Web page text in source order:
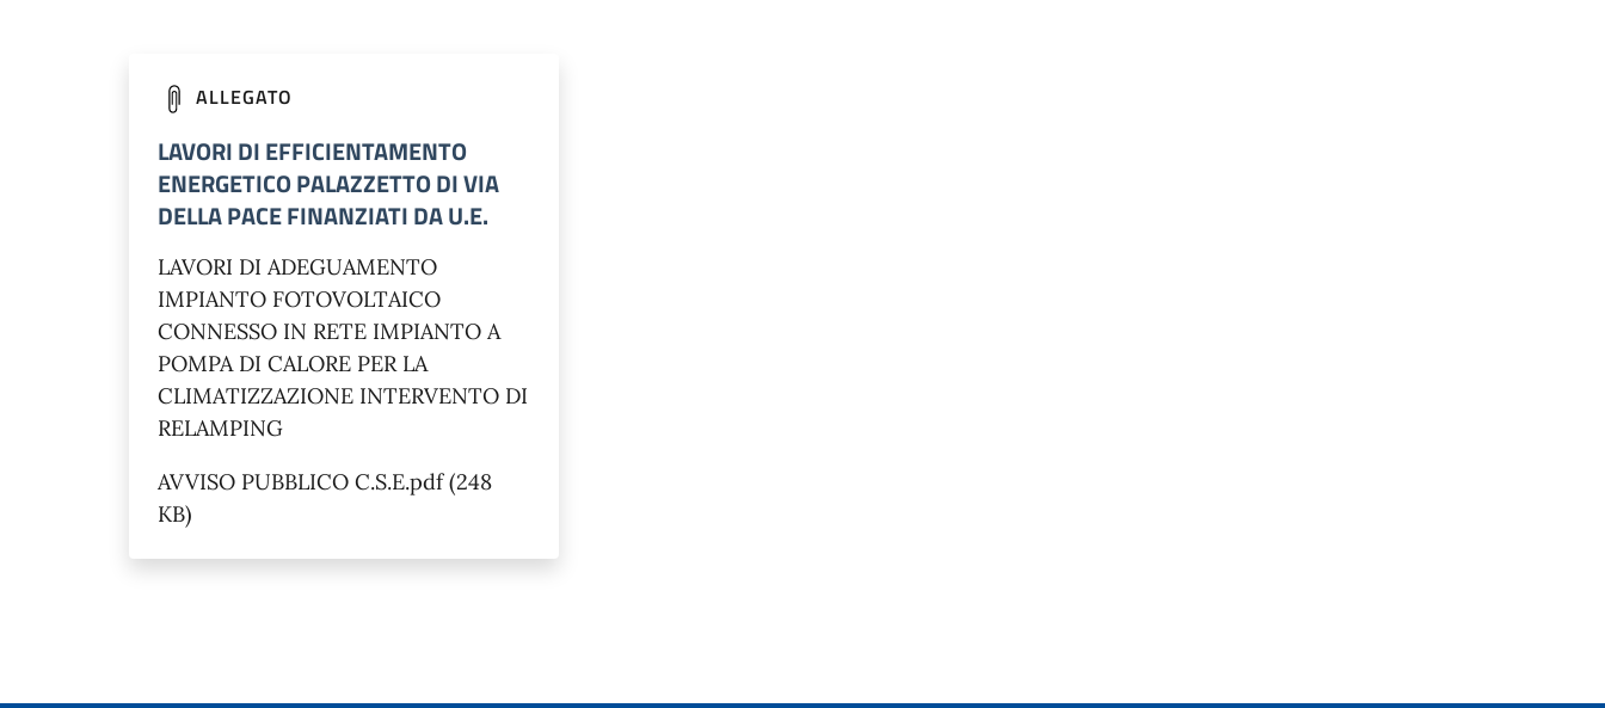
ALLEGATO
LAVORI DI EFFICIENTAMENTO
ENERGETICO PALAZZETTO DI VIA
DELLA PACE FINANZIATI DA U.E.
LAVORI DI ADEGUAMENTO
IMPIANTO FOTOVOLTAICO
CONNESSO IN RETE IMPIANTO A
POMPA DI CALORE PER LA
CLIMATIZZAZIONE INTERVENTO DI
RELAMPING
AVVISO PUBBLICO C.S.E.pdf (248
KB)